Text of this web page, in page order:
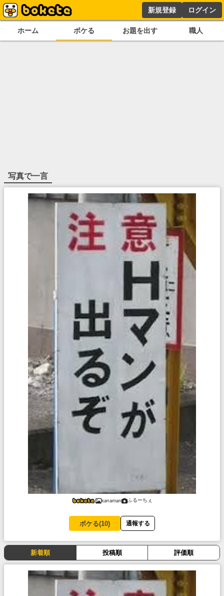
新規登録 ログイン
ホーム ボケる お題を出す 職人
写真で一言
kanaman ふるーちぇ
ボケる(10) 通報する
新着順 投稿順 評価順